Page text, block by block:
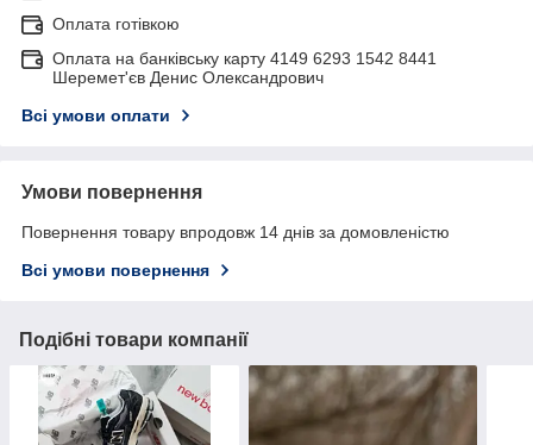
Оплата готівкою
Оплата на банківську карту 4149 6293 1542 8441
Шеремет'єв Денис Олександрович
Всі умови оплати
Умови повернення
Повернення товару впродовж 14 днів за домовленістю
Всі умови повернення
Подібні товари компанії